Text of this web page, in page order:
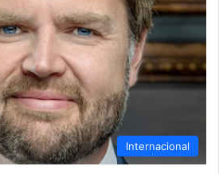
Internacional